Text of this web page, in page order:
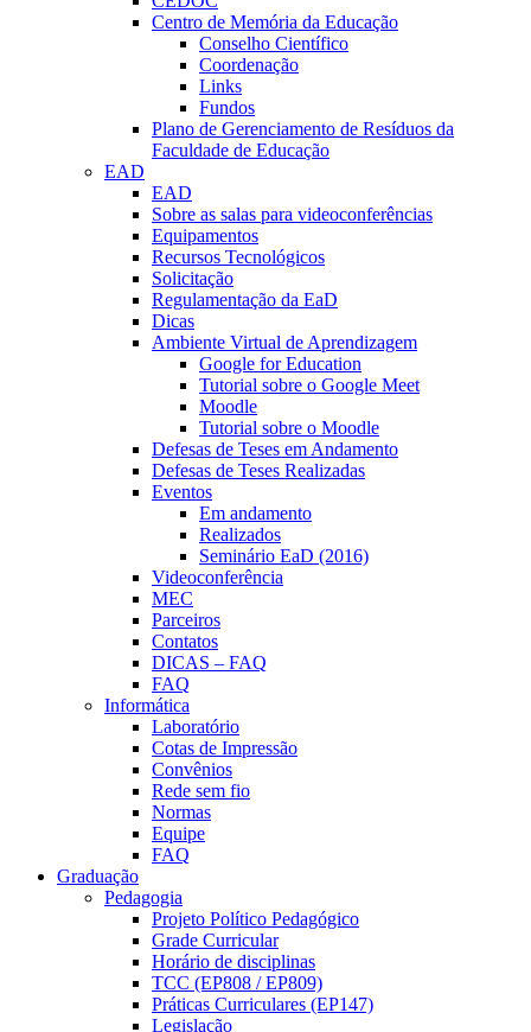
Centro de Memória da Educação
Conselho Científico
Coordenação
Links
Fundos
Plano de Gerenciamento de Resíduos da
Faculdade de Educação
EAD
EAD
Sobre as salas para videoconferências
Equipamentos
Recursos Tecnológicos
Solicitação
Regulamentação da EaD
Dicas
Ambiente Virtual de Aprendizagem
Google for Education
Tutorial sobre o Google Meet
Moodle
Tutorial sobre o Moodle
Defesas de Teses em Andamento
Defesas de Teses Realizadas
Eventos
Em andamento
Realizados
Seminário EaD (2016)
Videoconferência
MEC
Parceiros
Contatos
DICAS – FAQ
FAQ
Informática
Laboratório
Cotas de Impressão
Convênios
Rede sem fio
Normas
Equipe
FAQ
Graduação
Pedagogia
Projeto Político Pedagógico
Grade Curricular
Horário de disciplinas
TCC (EP808 / EP809)
Práticas Curriculares (EP147)
Legislação